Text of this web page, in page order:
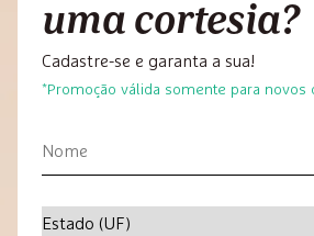
uma cortesia?
Cadastre-se e garanta a sua!
*Promoção válida somente para novos